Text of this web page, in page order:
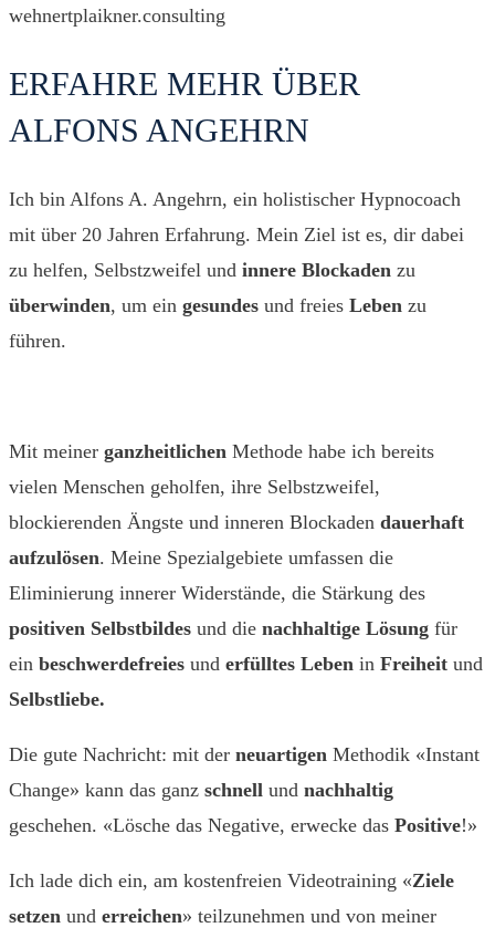
wehnertplaikner.consulting
ERFAHRE MEHR ÜBER
ALFONS ANGEHRN
Ich bin Alfons A. Angehrn, ein holistischer Hypnocoach
mit über 20 Jahren Erfahrung. Mein Ziel ist es, dir dabei
zu helfen, Selbstzweifel und innere Blockaden zu
überwinden, um ein gesundes und freies Leben zu
führen.
Mit meiner ganzheitlichen Methode habe ich bereits
vielen Menschen geholfen, ihre Selbstzweifel,
blockierenden Ängste und inneren Blockaden dauerhaft
aufzulösen. Meine Spezialgebiete umfassen die
Eliminierung innerer Widerstände, die Stärkung des
positiven Selbstbildes und die nachhaltige Lösung für
ein beschwerdefreies und erfülltes Leben in Freiheit und
Selbstliebe.
Die gute Nachricht: mit der neuartigen Methodik «Instant
Change» kann das ganz schnell und nachhaltig
geschehen. «Lösche das Negative, erwecke das Positive!»
Ich lade dich ein, am kostenfreien Videotraining «Ziele
setzen und erreichen» teilzunehmen und von meiner